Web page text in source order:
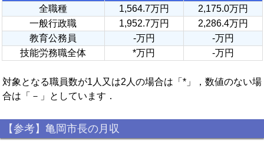
全職種
1,564.7万円
2,175.0万円
一般行政職
1,952.7万円
2,286.4万円
教育公務員
-万円
-万円
技能労務職全体
*万円 -万円
対象となる職員数が1人又は2人の場合は「*」，数値のない場
合は「－」としています．
【参考】亀岡市長の月収